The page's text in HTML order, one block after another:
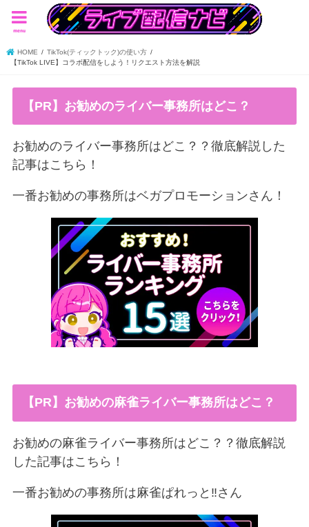
menu
HOME
TikTok(ティックトック)の使い方
【TikTok LIVE】コラボ配信をしよう！リクエスト方法を解説
【PR】お勧めのライバー事務所はどこ？
お勧めのライバー事務所はどこ？？徹底解説した
記事はこちら！
一番お勧めの事務所はベガプロモーションさん！
【PR】お勧めの麻雀ライバー事務所はどこ？
お勧めの麻雀ライバー事務所はどこ？？徹底解説
した記事はこちら！
一番お勧めの事務所は麻雀ぱれっと‼︎さん